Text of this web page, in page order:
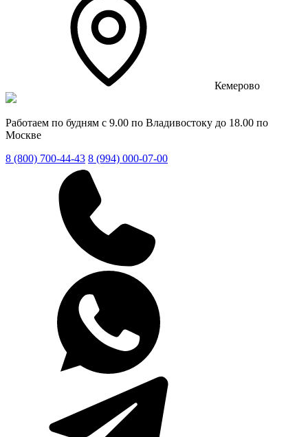
Кемерово
Работаем по будням с 9.00 по Владивостоку до 18.00 по
Москве
8 (800) 700-44-43 8 (994) 000-07-00